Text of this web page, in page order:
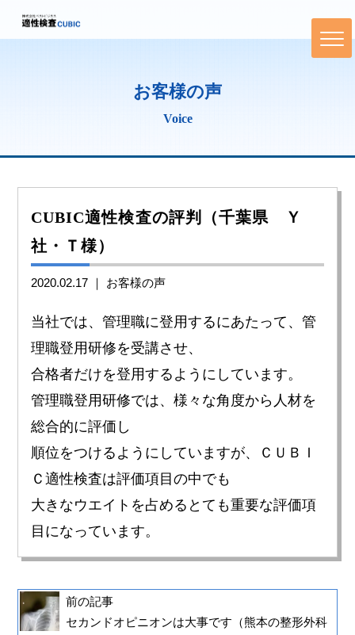
お客様の声
Voice
CUBIC適性検査の評判（千葉県 Ｙ
社・Ｔ様）
2020.02.17 ｜ お客様の声
当社では、管理職に登用するにあたって、管
理職登用研修を受講させ、
合格者だけを登用するようにしています。
管理職登用研修では、様々な角度から人材を
総合的に評価し
順位をつけるようにしていますが、ＣＵＢＩ
Ｃ適性検査は評価項目の中でも
大きなウエイトを占めるとても重要な評価項
目になっています。
前の記事
セカンドオピニオンは大事です（熊本の整形外科